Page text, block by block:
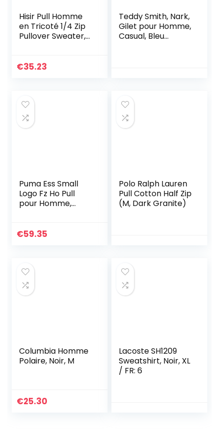
Hisir Pull Homme
en Tricoté 1/4 Zip
Pullover Sweater,
Homme Pulls pour
Glissière (Bleu VC,
M)
€35.23
Teddy Smith, Nark,
Gilet pour Homme,
Casual, Bleu
Puma Ess Small
Logo Fz Ho Pull
pour Homme,
Noir, L
€59.35
Polo Ralph Lauren
Pull Cotton Half Zip
(M, Dark Granite)
Columbia Homme
Polaire, Noir, M
€25.30
Lacoste SH1209
Sweatshirt, Noir, XL
/ FR: 6